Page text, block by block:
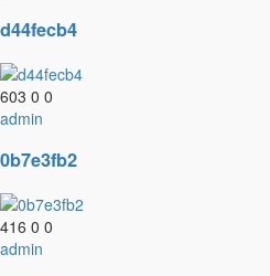
d44fecb4
603 0 0
admin
0b7e3fb2
416 0 0
admin